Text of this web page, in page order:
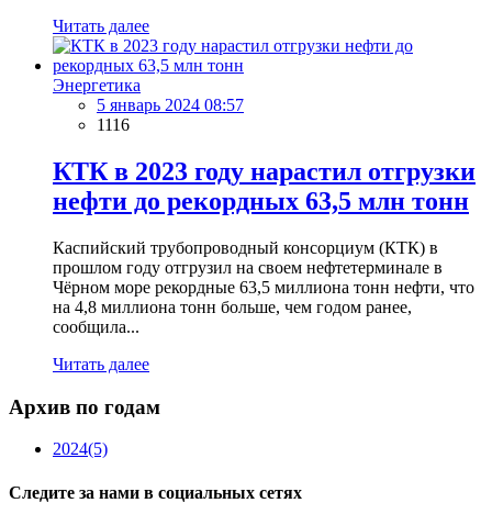
Читать далее
Энергетика
5 январь 2024 08:57
1116
КТК в 2023 году нарастил отгрузки
нефти до рекордных 63,5 млн тонн
Каспийский трубопроводный консорциум (КТК) в
прошлом году отгрузил на своем нефтетерминале в
Чёрном море рекордные 63,5 миллиона тонн нефти, что
на 4,8 миллиона тонн больше, чем годом ранее,
сообщила...
Читать далее
Архив по годам
2024(5)
Следите за нами в социальных сетях